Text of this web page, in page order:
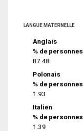
LANGUE MATERNELLE
Anglais
% de personnes
87.48
Polonais
% de personnes
1.93
Italien
% de personnes
1.39